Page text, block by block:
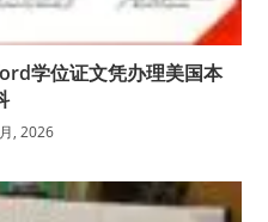
学位证文凭办理美国本
, 2026